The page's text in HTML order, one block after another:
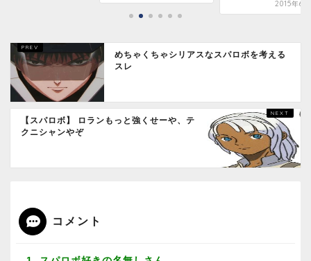
2015年6月25日
めちゃくちゃシリアスなスパロボを考える
スレ
【スパロボ】 ロランもっと強くせーや、テ
クニシャンやぞ
コメント